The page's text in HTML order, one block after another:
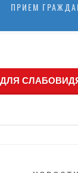
ПРИЕМ